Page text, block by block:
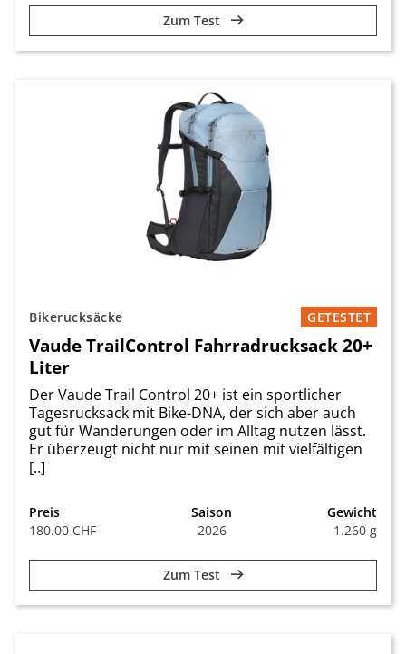
Zum Test
Bikerucksäcke GETESTET
Vaude TrailControl Fahrradrucksack 20+
Liter
Der Vaude Trail Control 20+ ist ein sportlicher
Tagesrucksack mit Bike-DNA, der sich aber auch
gut für Wanderungen oder im Alltag nutzen lässt.
Er überzeugt nicht nur mit seinen mit vielfältigen
[..]
Preis
180.00 CHF
Saison
2026
Gewicht
1.260 g
Zum Test